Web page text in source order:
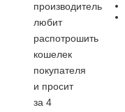
производитель
любит
распотрошить
кошелек
покупателя
и просит
за 4